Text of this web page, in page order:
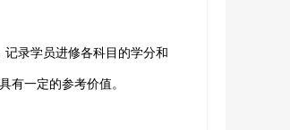
录学员进修各科目的学分和
有一定的参考价值。